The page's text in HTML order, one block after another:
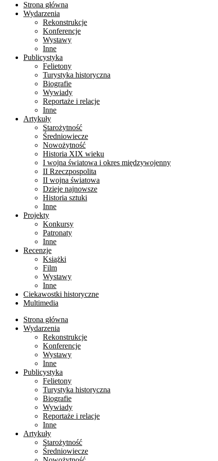
Strona główna
Wydarzenia
Rekonstrukcje
Konferencje
Wystawy
Inne
Publicystyka
Felietony
Turystyka historyczna
Biografie
Wywiady
Reportaże i relacje
Inne
Artykuły
Starożytność
Średniowiecze
Nowożytność
Historia XIX wieku
I wojna światowa i okres międzywojenny
II Rzeczpospolita
II wojna światowa
Dzieje najnowsze
Historia sztuki
Inne
Projekty
Konkursy
Patronaty
Inne
Recenzje
Książki
Film
Wystawy
Inne
Ciekawostki historyczne
Multimedia
Strona główna
Wydarzenia
Rekonstrukcje
Konferencje
Wystawy
Inne
Publicystyka
Felietony
Turystyka historyczna
Biografie
Wywiady
Reportaże i relacje
Inne
Artykuły
Starożytność
Średniowiecze